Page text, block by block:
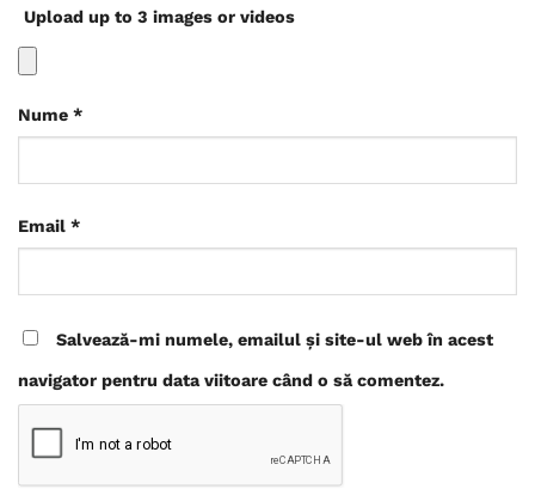
Upload up to 3 images or videos
Nume *
Email *
Salvează-mi numele, emailul și site-ul web în acest
navigator pentru data viitoare când o să comentez.